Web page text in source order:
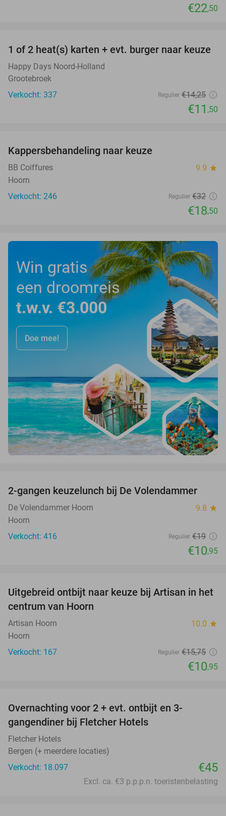
€22,50
19%
1 of 2 heat(s) karten + evt. burger naar keuze
Happy Days Noord-Holland
Grootebroek
Verkocht: 337
Regulier €14,25
€11 ,50
Kappersbehandeling naar keuze
BB Coiffures 9.9 star
Hoorn
Verkocht: 246
Regulier €32
€18,50
Win gratis
een droomreis
t.w.v. €3.000
Doe mee!
42%
2-gangen keuzelunch bij De Volendammer
De Volendammer Hoorn 9.8 star
Hoorn
Verkocht: 416
Regulier €19
€10,95
30%
Uitgebreid ontbijt naar keuze bij Artisan in het
centrum van Hoorn
Artisan Hoorn 10.0 star
Hoorn
Verkocht: 167
Regulier €15,75
€10,95
Overnachting voor 2 + evt. ontbijt en 3-
gangendiner bij Fletcher Hotels
Fletcher Hotels
Bergen (+ meerdere locaties)
Verkocht: 18.097
€45
Excl. ca. €3 p.p.p.n. toeristenbelasting